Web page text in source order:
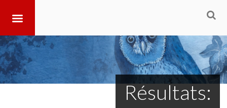
Résultats: